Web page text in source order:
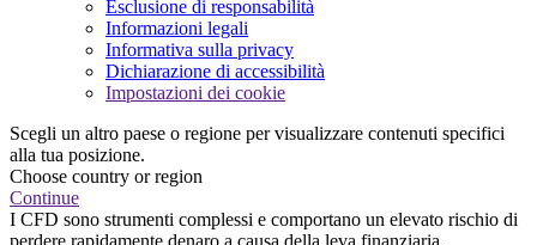
Esclusione di responsabilità
Informazioni legali
Informativa sulla privacy
Dichiarazione di accessibilità
Impostazioni dei cookie
Scegli un altro paese o regione per visualizzare contenuti specifici
alla tua posizione.
Choose country or region
Continue
I CFD sono strumenti complessi e comportano un elevato rischio di
perdere rapidamente denaro a causa della leva finanziaria.